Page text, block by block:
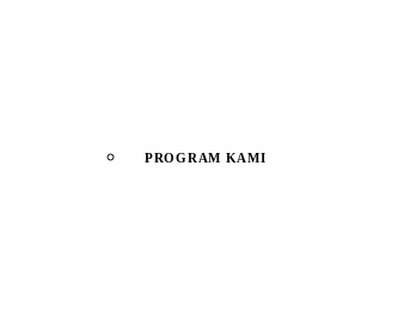
PROGRAM KAMI